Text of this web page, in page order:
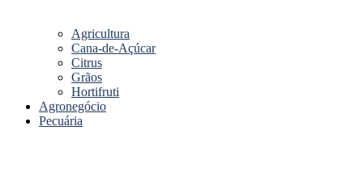
Agricultura
Cana-de-Açúcar
Citrus
Grãos
Hortifruti
Agronegócio
Pecuária